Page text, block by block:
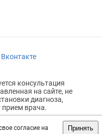
согласие на
Принять
Вконтакте
консультация
на сайте, не
диагноза,
прием врача.